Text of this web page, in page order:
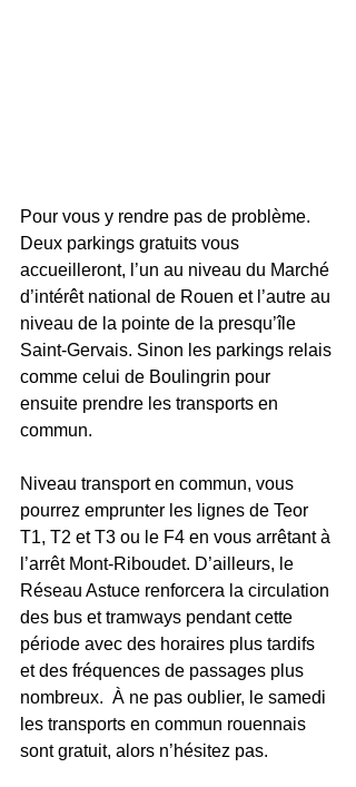
Pour vous y rendre pas de problème.
Deux parkings gratuits vous
accueilleront, l’un au niveau du Marché
d’intérêt national de Rouen et l’autre au
niveau de la pointe de la presqu’île
Saint-Gervais. Sinon les parkings relais
comme celui de Boulingrin pour
ensuite prendre les transports en
commun.
Niveau transport en commun, vous
pourrez emprunter les lignes de Teor
T1, T2 et T3 ou le F4 en vous arrêtant à
l’arrêt Mont-Riboudet. D’ailleurs, le
Réseau Astuce renforcera la circulation
des bus et tramways pendant cette
période avec des horaires plus tardifs
et des fréquences de passages plus
nombreux.  À ne pas oublier, le samedi
les transports en commun rouennais
sont gratuit, alors n’hésitez pas.